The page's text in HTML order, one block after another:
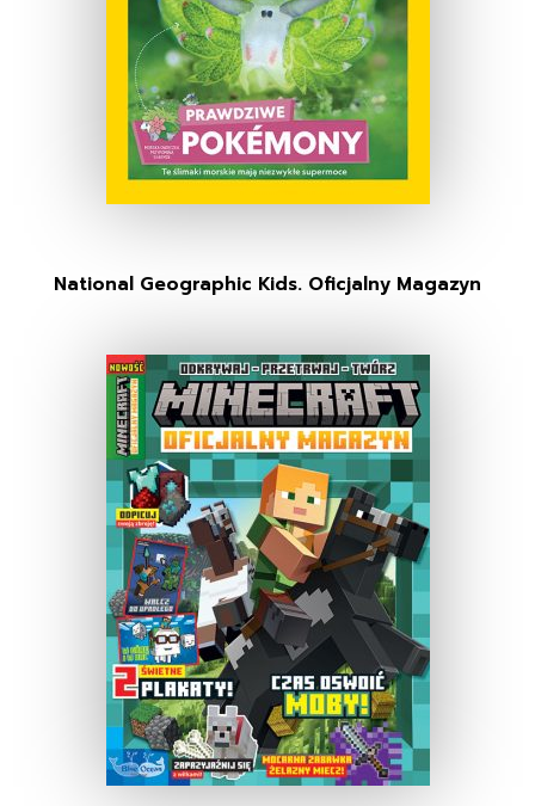
National Geographic Kids. Oficjalny Magazyn